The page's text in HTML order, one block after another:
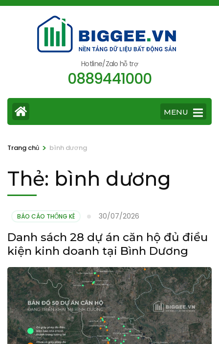
Bỏ
Enter)
Hotline/Zalo hỗ trợ
0889441000
MENU
Trang chủ > bình dương
Thẻ: bình dương
BÁO CÁO THỐNG KÊ 30/07/2026
Danh sách 28 dự án căn hộ đủ điều
kiện kinh doanh tại Bình Dương